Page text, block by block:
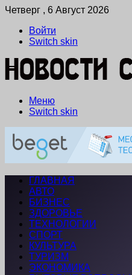
Четверг , 6 Август 2026
Войти
Switch skin
Меню
Switch skin
ГЛАВНАЯ
АВТО
БИЗНЕС
ЗДОРОВЬЕ
ТЕХНОЛОГИИ
СПОРТ
КУЛЬТУРА
ТУРИЗМ
ЭКОНОМИКА